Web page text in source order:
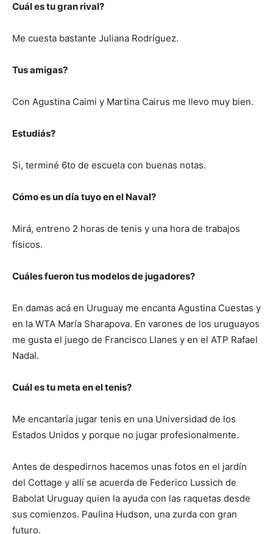
Cuál es tu gran rival?
Me cuesta bastante Juliana Rodríguez.
Tus amigas?
Con Agustina Caimi y Martina Cairus me llevo muy bien.
Estudiás?
Si, terminé 6to de escuela con buenas notas.
Cómo es un día tuyo en el Naval?
Mirá, entreno 2 horas de tenis y una hora de trabajos
físicos.
Cuáles fueron tus modelos de jugadores?
En damas acá en Uruguay me encanta Agustina Cuestas y
en la WTA María Sharapova. En varones de los uruguayos
me gusta el juego de Francisco Llanes y en el ATP Rafael
Nadal.
Cuál es tu meta en el tenis?
Me encantaría jugar tenis en una Universidad de los
Estados Unidos y porque no jugar profesionalmente.
Antes de despedirnos hacemos unas fotos en el jardín
del Cottage y allí se acuerda de Federico Lussich de
Babolat Uruguay quien la ayuda con las raquetas desde
sus comienzos. Paulina Hudson, una zurda con gran
futuro.